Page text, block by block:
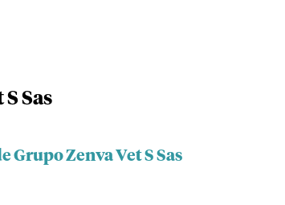
Sas
Grupo Zenva Vet S Sas